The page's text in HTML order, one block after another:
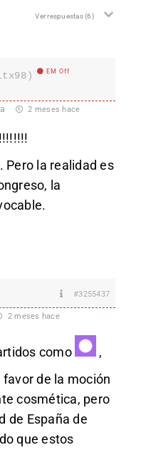
Ver respuestas(6)
EM Off
2 meses hace
Pero la realidad es
la
#3255437
2 meses hace
como
,
de la moción
cosmética, pero
de España de
que estos